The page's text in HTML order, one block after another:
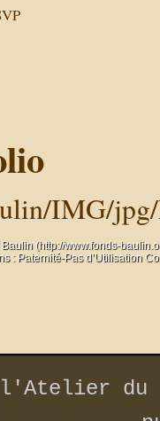
IMG/
Baulin (http://www.fonds-
: Paternité-Pas d’Utilisation
l'Atelier du